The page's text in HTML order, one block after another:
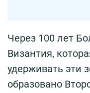
Через 100 лет
Византия,
удерживать эти
образовано